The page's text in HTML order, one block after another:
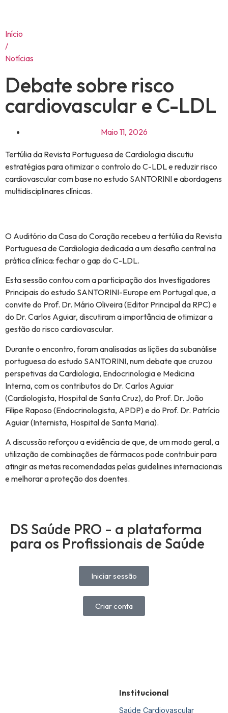
Início
/
Notícias
Debate sobre risco
cardiovascular e C-LDL
Maio 11, 2026
Tertúlia da Revista Portuguesa de Cardiologia discutiu
estratégias para otimizar o controlo do C-LDL e reduzir risco
cardiovascular com base no estudo SANTORINI e abordagens
multidisciplinares clínicas.
O Auditório da Casa do Coração recebeu a tertúlia da Revista
Portuguesa de Cardiologia dedicada a um desafio central na
prática clínica: fechar o gap do C-LDL.
Esta sessão contou com a participação dos Investigadores
Principais do estudo SANTORINI-Europe em Portugal que, a
convite do Prof. Dr. Mário Oliveira (Editor Principal da RPC) e
do Dr. Carlos Aguiar, discutiram a importância de otimizar a
gestão do risco cardiovascular.
Durante o encontro, foram analisadas as lições da subanálise
portuguesa do estudo SANTORINI, num debate que cruzou
perspetivas da Cardiologia, Endocrinologia e Medicina
Interna, com os contributos do Dr. Carlos Aguiar
(Cardiologista, Hospital de Santa Cruz), do Prof. Dr. João
Filipe Raposo (Endocrinologista, APDP) e do Prof. Dr. Patrício
Aguiar (Internista, Hospital de Santa Maria).
A discussão reforçou a evidência de que, de um modo geral, a
utilização de combinações de fármacos pode contribuir para
atingir as metas recomendadas pelas guidelines internacionais
e melhorar a proteção dos doentes.
DS Saúde PRO - a plataforma
para os Profissionais de Saúde
Iniciar sessão
Criar conta
Institucional
Saúde Cardiovascular